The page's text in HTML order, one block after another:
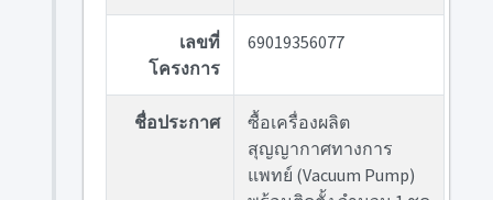
เลขที่
โครงการ
69019356077
ชื่อประกาศ
ซื้อเครื่องผลิต
สุญญากาศทางการ
แพทย์ (Vacuum Pump)